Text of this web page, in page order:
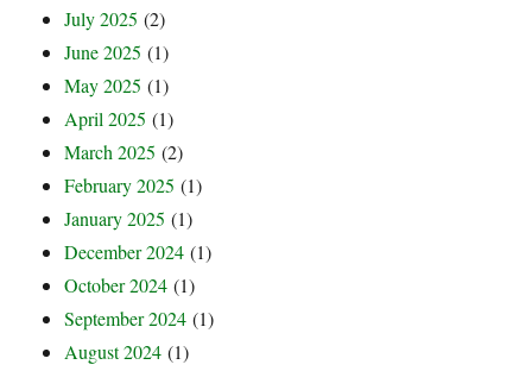
July 2025 (2)
June 2025 (1)
May 2025 (1)
April 2025 (1)
March 2025 (2)
February 2025 (1)
January 2025 (1)
December 2024 (1)
October 2024 (1)
September 2024 (1)
August 2024 (1)